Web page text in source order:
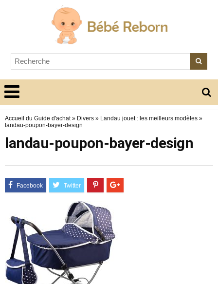
Accueil du Guide d'achat» Divers » Landau jouet : les meilleurs modèles »
landau-poupon-bayer-design
landau-poupon-bayer-design